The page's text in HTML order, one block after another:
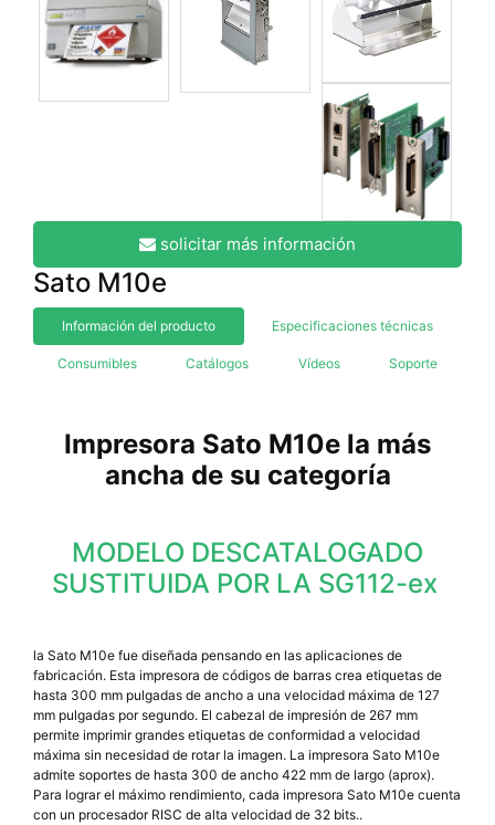
solicitar más información
Sato M10e
Información del producto Especificaciones técnicas
Consumibles Catálogos Vídeos Soporte
Impresora Sato M10e la más
ancha de su categoría
MODELO DESCATALOGADO
SUSTITUIDA POR LA SG112-ex
la Sato M10e fue diseñada pensando en las aplicaciones de
fabricación. Esta impresora de códigos de barras crea etiquetas de
hasta 300 mm pulgadas de ancho a una velocidad máxima de 127
mm pulgadas por segundo. El cabezal de impresión de 267 mm
permite imprimir grandes etiquetas de conformidad a velocidad
máxima sin necesidad de rotar la imagen. La impresora Sato M10e
admite soportes de hasta 300 de ancho 422 mm de largo (aprox).
Para lograr el máximo rendimiento, cada impresora Sato M10e cuenta
con un procesador RISC de alta velocidad de 32 bits..